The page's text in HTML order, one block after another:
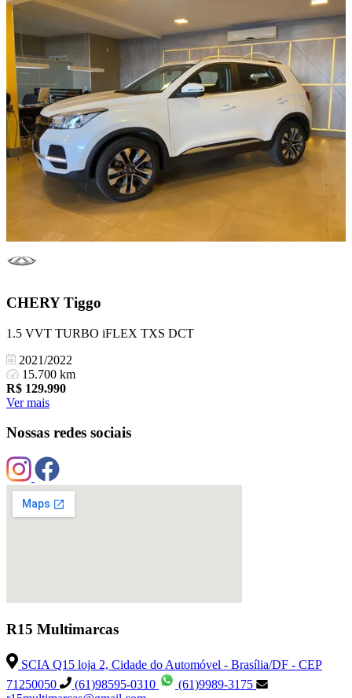
CHERYTiggo
1.5 VVT TURBO iFLEX TXS DCT
2021/2022
15.700 km
R$ 129.990
Ver mais
Nossas redes sociais
R15 Multimarcas
SCIA Q15 loja 2, Cidade do Automóvel - Brasília/DF - CEP
71250050
(61)98595-0310
(61)9989-3175